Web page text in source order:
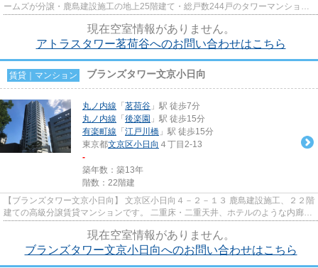
ームズが分譲・鹿島建設施工の地上25階建て・総戸数244戸のタワーマンション
現在空室情報がありません。
アトラスタワー茗荷谷へのお問い合わせはこちら
賃貸｜マンション ブランズタワー文京小日向
丸ノ内線 「 茗荷谷 」駅 徒歩7分
丸ノ内線 「 後楽園 」駅 徒歩15分
有楽町線 「 江戸川橋 」駅 徒歩15分
東京都文京区小日向 ４丁目2-13
-
築年数：築13年
階数：22階建
【ブランズタワー文京小日向】 文京区小日向４－２－１３ 鹿島建設施工、２２階
建ての高級分譲賃貸マンションです。 二重床・二重天井、ホテルのような内廊
現在空室情報がありません。
ブランズタワー文京小日向へのお問い合わせはこちら